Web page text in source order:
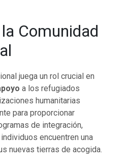
Comunidad
juega un rol crucial en
a los refugiados
humanitarias
para proporcionar
de integración,
encuentren una
nuevas tierras de acogida.